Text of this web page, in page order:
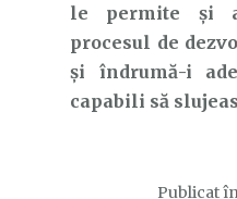
le permite și
procesul de
și îndrumă-i
capabili să
Publicat în